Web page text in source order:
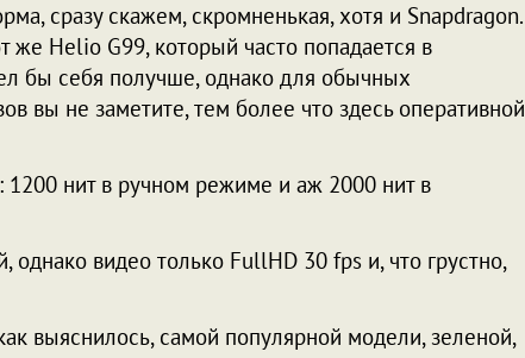
сразу скажем, скромненькая, хотя и Snapdragon.
же Helio G99, который часто попадается в
бы себя получше, однако для обычных
вы не заметите, тем более что здесь оперативной
1200 нит в ручном режиме и аж 2000 нит в
видео только FullHD 30 fps и, что грустно,
выяснилось, самой популярной модели, зеленой,